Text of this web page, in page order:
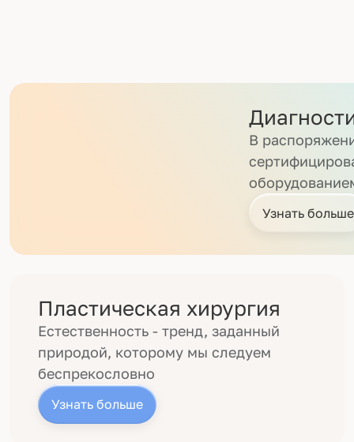
В
Узнать больше
Пластическая хирургия
Естественность - тренд, заданный
природой, которому мы следуем
беспрекословно
Узнать больше